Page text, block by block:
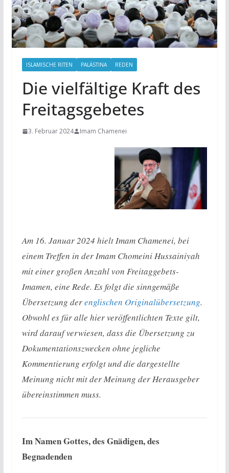
ISLAMISCHE RITEN PALÄSTINA REDEN
Die vielfältige Kraft des
Freitagsgebetes
3. Februar 2024 Imam Chamenei
Am 16. Januar 2024 hielt Imam Chamenei, bei
einem Treffen in der Imam Chomeini Hussainiyah
mit einer großen Anzahl von Freitaggebets-
Imamen, eine Rede. Es folgt die sinngemäße
Übersetzung derenglischen Originalübersetzung.
Obwohl es für alle hier veröffentlichten Texte gilt,
wird darauf verwiesen, dass die Übersetzung zu
Dokumentationszwecken ohne jegliche
Kommentierung erfolgt und die dargestellte
Meinung nicht mit der Meinung der Herausgeber
übereinstimmen muss.
Im Namen Gottes, des Gnädigen, des
Begnadenden